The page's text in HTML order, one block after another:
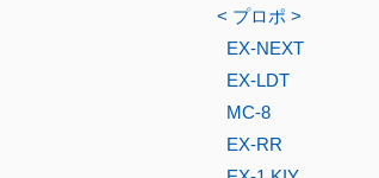
< プロポ >
EX-NEXT
EX-LDT
MC-8
EX-RR